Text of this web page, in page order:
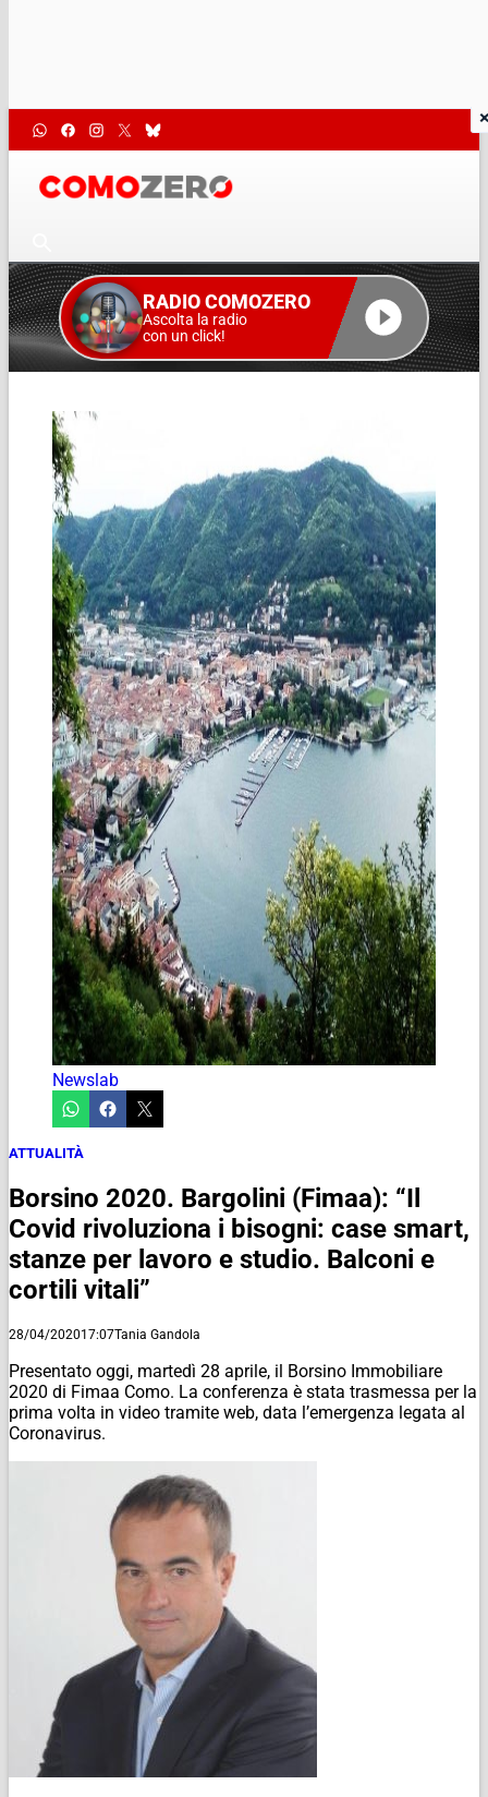
RADIO COMOZERO
Ascolta la radio
con un click!
Newslab
ATTUALITÀ
Borsino 2020. Bargolini (Fimaa): “Il
Covid rivoluziona i bisogni: case smart,
stanze per lavoro e studio. Balconi e
cortili vitali”
28/04/202017:07Tania Gandola
Presentato oggi, martedì 28 aprile, il Borsino Immobiliare
2020 di Fimaa Como. La conferenza è stata trasmessa per la
prima volta in video tramite web, data l’emergenza legata al
Coronavirus.